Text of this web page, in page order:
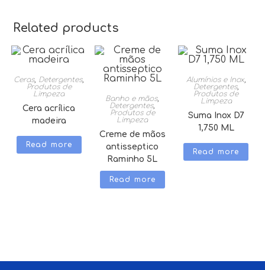
Related products
Ceras, Detergentes,
Produtos de
Limpeza
Cera acrílica
madeira
Read more
Banho e mãos,
Detergentes,
Produtos de
Limpeza
Creme de mãos
antisseptico
Raminho 5L
Read more
Alumínios e Inox,
Detergentes,
Produtos de
Limpeza
Suma Inox D7
1,750 ML
Read more